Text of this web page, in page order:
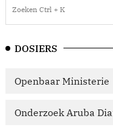
DOSIERS
Openbaar Ministerie
Onderzoek Aruba